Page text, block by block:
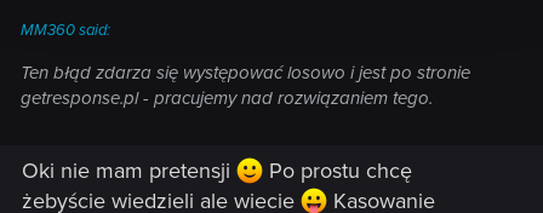
MM360 said:
Ten błąd zdarza się występować losowo i jest po stronie
getresponse.pl - pracujemy nad rozwiązaniem tego.
Oki nie mam pretensji
Po prostu chcę
żebyście wiedzieli ale wiecie
Kasowanie